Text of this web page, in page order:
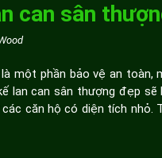
can sân
một phần bảo vệ an
lan can sân thượng đẹp
căn hộ có diện tích